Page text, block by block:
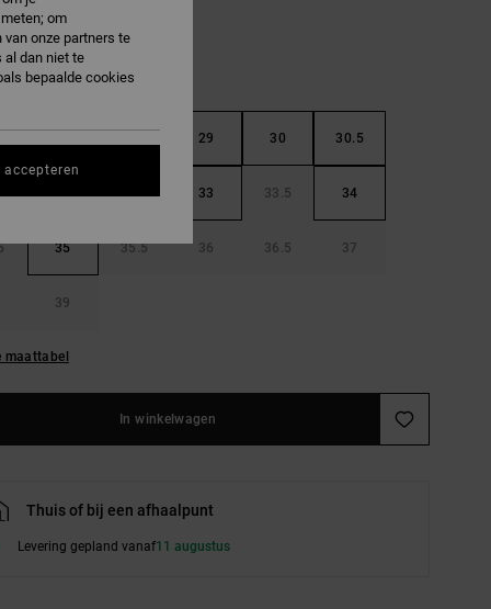
29 30 30.5
33 33.5 34
35 35.5 36 36.5 37
39
maattabel
In winkelwagen
Thuis of bij een afhaalpunt
Levering gepland vanaf11 augustus
om
onze partners te
al dan niet te
bepaalde cookies
accepteren